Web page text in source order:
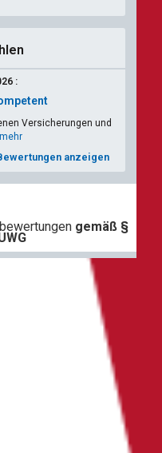
:
Versicherungen und
mehr
anzeigen
gemäß §